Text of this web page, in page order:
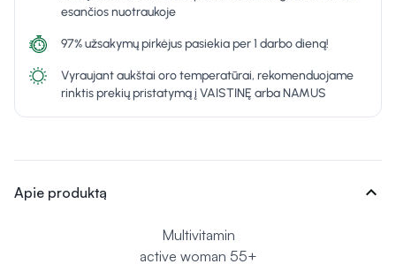
esančios nuotraukoje
97% užsakymų pirkėjus pasiekia per 1 darbo dieną!
Vyraujant aukštai oro temperatūrai, rekomenduojame
rinktis prekių pristatymą į VAISTINĘ arba NAMUS
Apie produktą expand_more
Multivitamin
active woman 55+